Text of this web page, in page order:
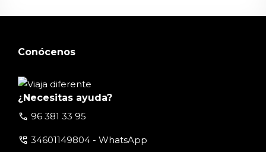
Conócenos
¿Necesitas ayuda?
call 96 381 33 95
perm_phone_msg 34601149804 - WhatsApp